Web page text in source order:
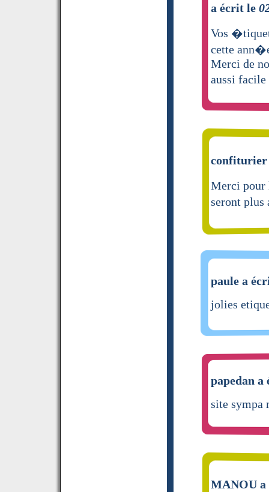
a écrit le
Vos
cette
Merci de
aussi
Merci
seront
paule a
jolies
papedan
site sympa
MANOU